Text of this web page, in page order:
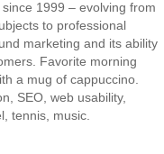
1999 – evolving from
to professional
marketing and its ability
Favorite morning
a mug of cappuccino.
SEO, web usability,
tennis, music.